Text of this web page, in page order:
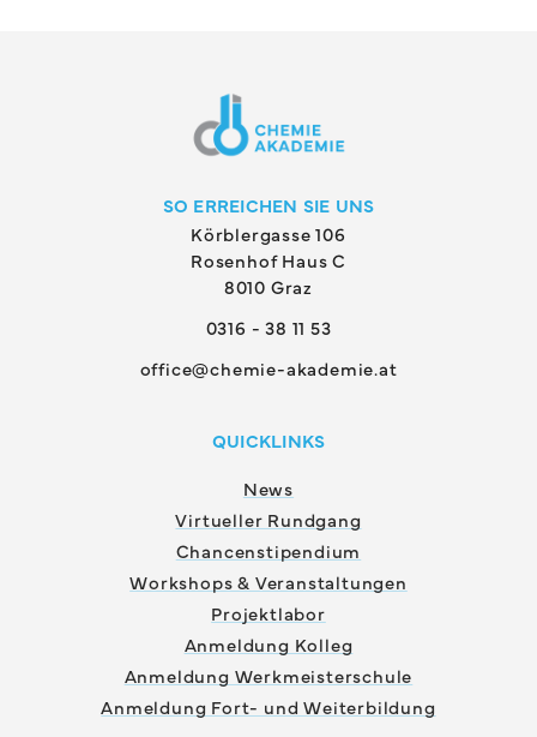
SO ERREICHEN SIE UNS
Körblergasse 106
Rosenhof Haus C
8010 Graz
0316 - 38 11 53
office@chemie-akademie.at
QUICKLINKS
News
Virtueller Rundgang
Chancenstipendium
Workshops & Veranstaltungen
Projektlabor
Anmeldung Kolleg
Anmeldung Werkmeisterschule
Anmeldung Fort- und Weiterbildung